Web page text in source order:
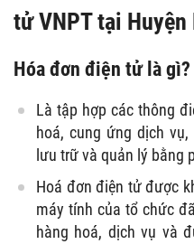
tử VNPT tại Huyện
Hóa đơn điện tử là gì?
Là tập hợp các thông
hoá, cung ứng dịch
lưu trữ và quản lý bằng
Hoá đơn điện tử được
máy tính của tổ chức
hàng hoá, dịch vụ và